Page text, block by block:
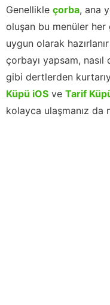
Genellikle çorba, ana
oluşan bu menüler
uygun olarak
çorbayı yapsam,
gibi dertlerden
Küpü iOS ve Tarif
kolayca ulaşmanız da